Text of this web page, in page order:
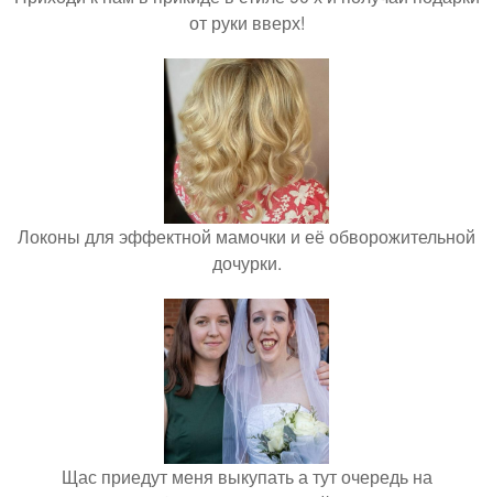
от руки вверх!
Локоны для эффектной мамочки и её обворожительной
дочурки.
Щас приедут меня выкупать а тут очередь на